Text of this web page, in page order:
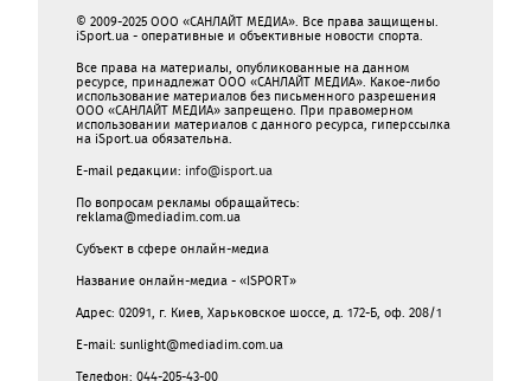
© 2009-2025 ООО «САНЛАЙТ МЕДИА». Все права защищены.
iSport.ua - оперативные и объективные новости спорта.
Все права на материалы, опубликованные на данном
ресурсе, принадлежат ООО «САНЛАЙТ МЕДИА». Какое-либо
использование материалов без письменного разрешения
ООО «САНЛАЙТ МЕДИА» запрещено. При правомерном
использовании материалов с данного ресурса, гиперссылка
на iSport.ua обязательна.
E-mail редакции: info@isport.ua
По вопросам рекламы обращайтесь:
reklama@mediadim.com.ua
Субъект в сфере онлайн-медиа
Название онлайн-медиа - «ISPORT»
Адрес: 02091, г. Киев, Харьковское шоссе, д. 172-Б, оф. 208/1
E-mail: sunlight@mediadim.com.ua
Телефон: 044-205-43-00